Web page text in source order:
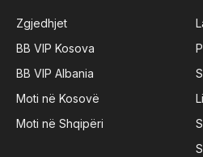
Zgjedhjet
BB VIP Kosova
BB VIP Albania
Moti në Kosovë
Moti në Shqipëri